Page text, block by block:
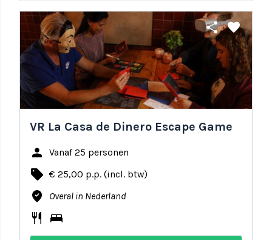
share favorite
VR La Casa de Dinero Escape Game
person Vanaf 25 personen
local_offer € 25,00 p.p. (incl. btw)
where_to_vote Overal in Nederland
restaurant bed